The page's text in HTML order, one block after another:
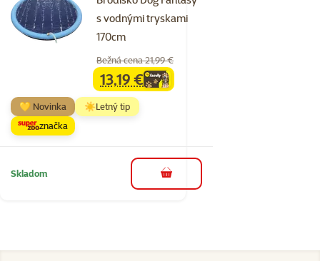
s vodnými tryskami
170cm
Bežná cena 21,99 €
familycena
13,19 €
💛 Novinka
☀️Letný tip
značka
Skladom do košíka